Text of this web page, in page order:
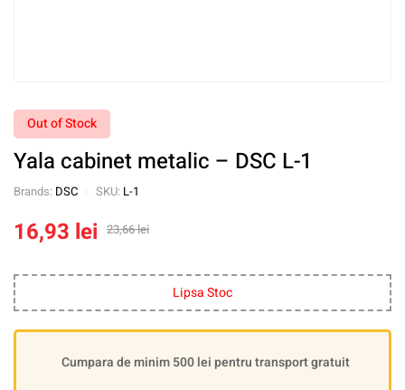
Out of Stock
Yala cabinet metalic – DSC L-1
Brands: DSC SKU: L-1
23,66lei
16,93 lei
Lipsa Stoc
Cumpara de minim 500 lei pentru transport gratuit